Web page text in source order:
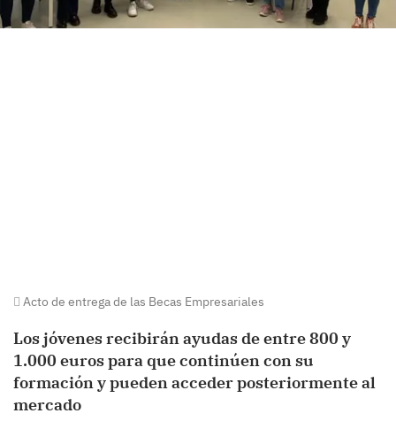
Acto de entrega de las Becas Empresariales
Los jóvenes recibirán ayudas de entre 800 y
1.000 euros para que continúen con su
formación y pueden acceder posteriormente al
mercado